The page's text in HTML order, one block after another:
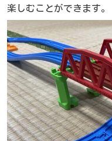
楽しむことができます。